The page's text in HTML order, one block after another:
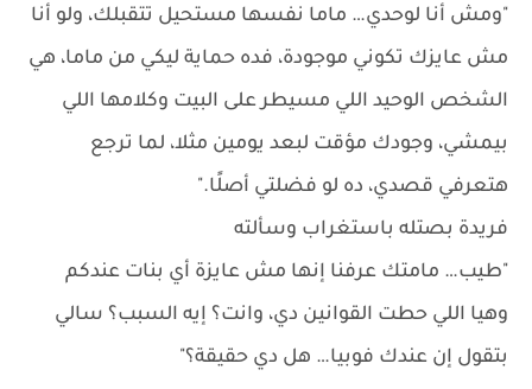
"ومش أنا لوحدي… ماما نفسها مستحيل تتقبلك، ولو أنا
مش عايزك تكوني موجودة، فده حماية ليكي من ماما، هي
الشخص الوحيد اللي مسيطر على البيت وكلامها اللي
بيمشي، وجودك مؤقت لبعد يومين مثلا، لما ترجع
هتعرفي قصدي، ده لو فضلتي أصلًا."
فريدة بصتله باستغراب وسألته
"طيب… مامتك عرفنا إنها مش عايزة أي بنات عندكم
وهيا اللي حطت القوانين دي، وانت؟ إيه السبب؟ سالي
بتقول إن عندك فوبيا… هل دي حقيقة؟"